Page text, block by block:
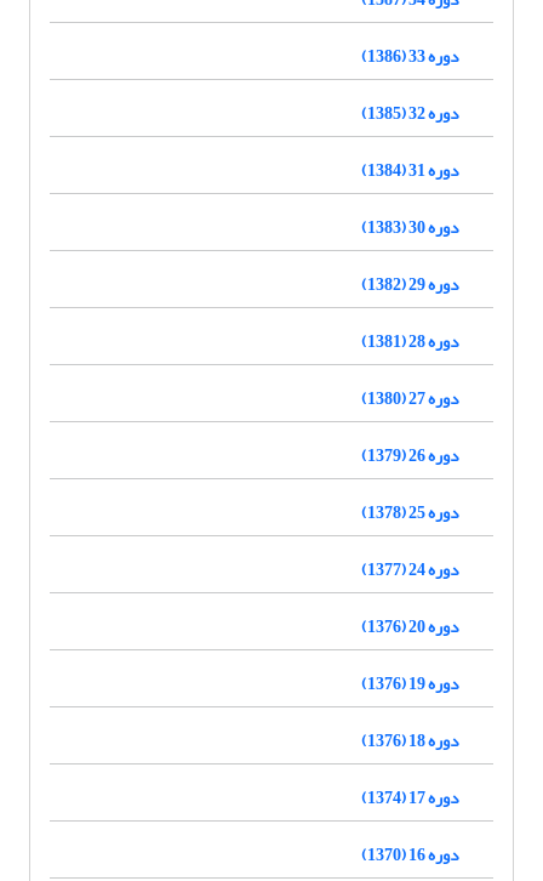
دوره 33 (1386)
دوره 32 (1385)
دوره 31 (1384)
دوره 30 (1383)
دوره 29 (1382)
دوره 28 (1381)
دوره 27 (1380)
دوره 26 (1379)
دوره 25 (1378)
دوره 24 (1377)
دوره 20 (1376)
دوره 19 (1376)
دوره 18 (1376)
دوره 17 (1374)
دوره 16 (1370)